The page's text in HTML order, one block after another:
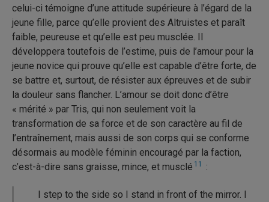
celui-ci témoigne d’une attitude supérieure à l’égard de la
jeune fille, parce qu’elle provient des Altruistes et paraît
faible, peureuse et qu’elle est peu musclée. Il
développera toutefois de l’estime, puis de l’amour pour la
jeune novice qui prouve qu’elle est capable d’être forte, de
se battre et, surtout, de résister aux épreuves et de subir
la douleur sans flancher. L’amour se doit donc d’être
« mérité » par Tris, qui non seulement voit la
transformation de sa force et de son caractère au fil de
l’entraînement, mais aussi de son corps qui se conforme
désormais au modèle féminin encouragé par la faction,
c’est-à-dire sans graisse, mince, et musclé 11 :
I step to the side so I stand in front of the mirror. I